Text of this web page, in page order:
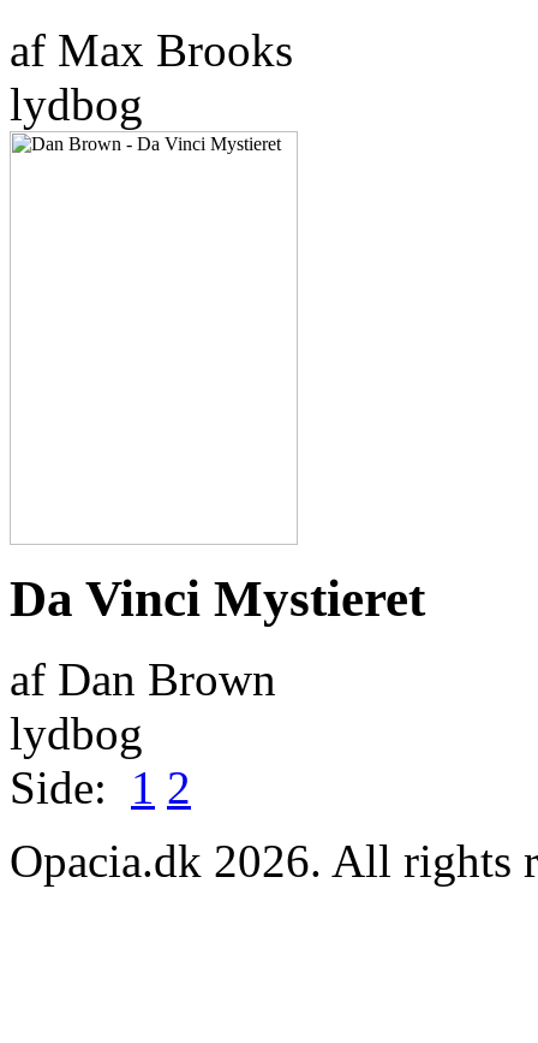
af Max Brooks
lydbog
Da Vinci Mystieret
af Dan Brown
lydbog
Side: 1 2
Opacia.dk 2026. All rights